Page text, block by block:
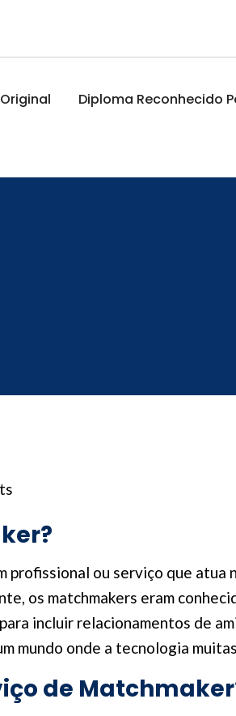
Diploma Reconhecido
profissional ou serviço que
os matchmakers eram
incluir relacionamentos de
mundo onde a tecnologia
de